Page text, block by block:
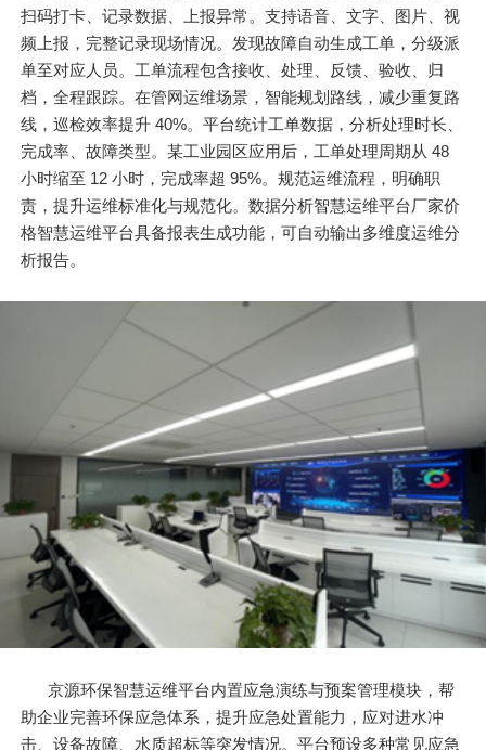
扫码打卡、记录数据、上报异常。支持语音、文字、图片、视
频上报，完整记录现场情况。发现故障自动生成工单，分级派
单至对应人员。工单流程包含接收、处理、反馈、验收、归
档，全程跟踪。在管网运维场景，智能规划路线，减少重复路
线，巡检效率提升 40%。平台统计工单数据，分析处理时长、
完成率、故障类型。某工业园区应用后，工单处理周期从 48
小时缩至 12 小时，完成率超 95%。规范运维流程，明确职
责，提升运维标准化与规范化。数据分析智慧运维平台厂家价
格智慧运维平台具备报表生成功能，可自动输出多维度运维分
析报告。
京源环保智慧运维平台内置应急演练与预案管理模块，帮
助企业完善环保应急体系，提升应急处置能力，应对进水冲
击、设备故障、水质超标等突发情况。平台预设多种常见应急